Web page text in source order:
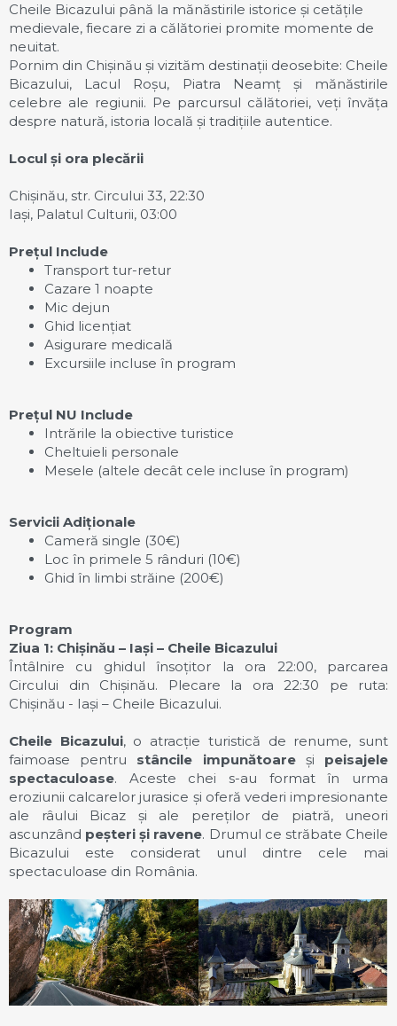
Cheile Bicazului până la mănăstirile istorice și cetățile
medievale, fiecare zi a călătoriei promite momente de
neuitat.
Pornim din Chișinău și vizităm destinații deosebite: Cheile
Bicazului, Lacul Roșu, Piatra Neamț și mănăstirile
celebre ale regiunii. Pe parcursul călătoriei, veți învăța
despre natură, istoria locală și tradițiile autentice.
Locul și ora plecării
Chișinău, str. Circului 33, 22:30
Iași, Palatul Culturii, 03:00
Prețul Include
Transport tur-retur
Cazare 1 noapte
Mic dejun
Ghid licențiat
Asigurare medicală
Excursiile incluse în program
Prețul NU Include
Intrările la obiective turistice
Cheltuieli personale
Mesele (altele decât cele incluse în program)
Servicii Adiționale
Cameră single (30€)
Loc în primele 5 rânduri (10€)
Ghid în limbi străine (200€)
Program
Ziua 1: Chișinău – Iași – Cheile Bicazului
Întâlnire cu ghidul însoțitor la ora 22:00, parcarea
Circului din Chișinău. Plecare la ora 22:30 pe ruta:
Chișinău - Iași – Cheile Bicazului.
Cheile Bicazului, o atracție turistică de renume, sunt
faimoase pentru stâncile impunătoareși peisajele
spectaculoase. Aceste chei s-au format în urma
eroziunii calcarelor jurasice și oferă vederi impresionante
ale râului Bicaz și ale pereților de piatră, uneori
ascunzând peșteri și ravene. Drumul ce străbate Cheile
Bicazului este considerat unul dintre cele mai
spectaculoase din România.